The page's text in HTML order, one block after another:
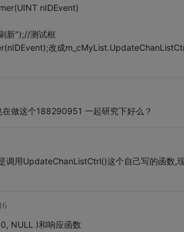
nIDEvent)
新");//测试框
改成
在做这个188290951 一起研究下好么？
调用UpdateChanListCtrl()这个自己写的函数,
NULL )和响应函数